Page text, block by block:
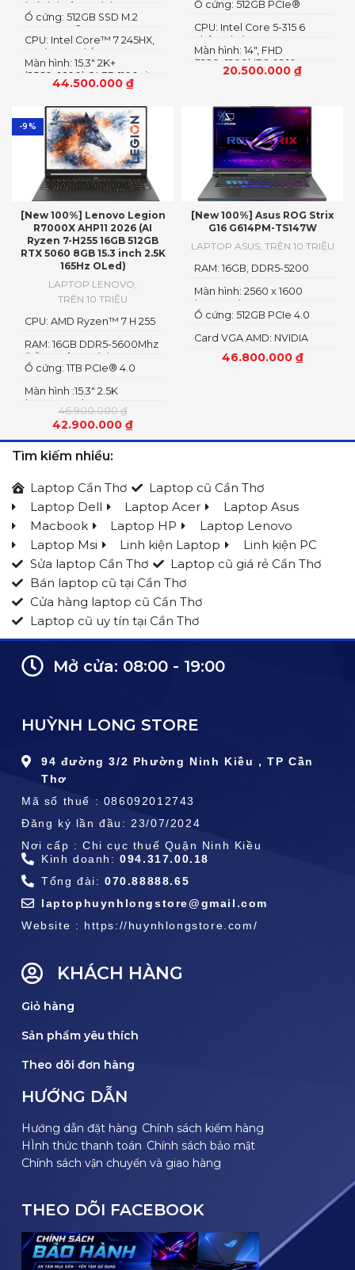
44.500.000 ₫
Màn hình: 15.3″ 2K+
(2560×1600) OLED 1100nits
(peak) / 500nits (typical)
G-SYNC®, DisplayHDR™
True Black 1000
CPU: Intel Core™ 7 245HX,
14C (6P + 8E) / 14T
Ổ cứng: 512GB SSD M.2
2242 PCIe® 4.0×4 NVMe
(có thể nâng cấp)
20.500.000 ₫
Màn hình: 14″, FHD
(1920x1200) IPS, 16:10
CPU: Intel Core 5-315 6
nhân 6 luồng
Ổ cứng: 512GB PCIe®
nâng cấp)
-9%
[New 100%] Lenovo Legion
R7000X AHP11 2026 (AI
Ryzen 7-H255 16GB 512GB
RTX 5060 8GB 15.3 inch 2.5K
165Hz OLed)
LAPTOP LENOVO
TRÊN 10 TRIỆU
46.900.000₫
42.900.000 ₫
Màn hình :15.3" 2.5K
(2560x1600) OLED
Ổ cứng: 1TB PCIe® 4.0
RAM: 16GB DDR5-5600Mhz
(hỗ trợ nâng cấp)
CPU: AMD Ryzen™ 7 H 255
[New 100%] Asus ROG Strix
G16 G614PM-TS147W
LAPTOP ASUS, TRÊN 10 TRIỆU
46.800.000 ₫
Card VGA AMD: NVIDIA
GeForce RTX 5060 8GB
GDDR7 AMD Radeon
Ổ cứng: 512GB PCIe 4.0
Màn hình: 2560 x 1600
(WQXGA)
RAM: 16GB, DDR5-5200
Tìm kiếm nhiều:
Laptop Cần Thơ
Laptop cũ Cần Thơ
Laptop Dell
Laptop Acer
Laptop Asus
Macbook
Laptop HP
Laptop Lenovo
Laptop Msi
Linh kiện Laptop
Linh kiện PC
Sửa laptop Cần Thơ
Laptop cũ giá rẻ Cần Thơ
Bán laptop cũ tại Cần Thơ
Cửa hàng laptop cũ Cần Thơ
Laptop cũ uy tín tại Cần Thơ
Mở cửa: 08:00 - 19:00
HUỲNH LONG STORE
94 đường 3/2 Phường Ninh Kiều , TP Cần
Thơ
Mã số thuế : 086092012743
Đăng ký lần đầu: 23/07/2024
Nơi cấp : Chi cục thuế Quận Ninh Kiều
Kinh doanh:094.317.00.18
Tổng đài: 070.88888.65
laptophuynhlongstore@gmail.com
Website : https://huynhlongstore.com/
KHÁCH HÀNG
Giỏ hàng
Sản phẩm yêu thích
Theo dõi đơn hàng
HƯỚNG DẪN
Hướng dẫn đặt hàng Chính sách kiểm hàng
HÌnh thức thanh toán Chính sách bảo mật
Chính sách vận chuyển và giao hàng
THEO DÕI FACEBOOK